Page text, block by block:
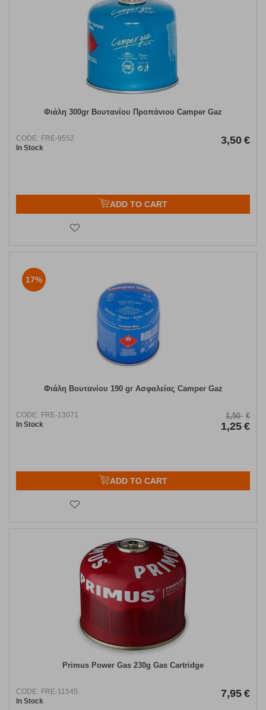
Φιάλη 300gr Βουτανίου Προπάνιου Camper Gaz
CODE: FRE-9552
In Stock
3,50 €
ADD TO CART
17%
Φιάλη Βουτανίου 190 gr Ασφαλείας Camper Gaz
CODE: FRE-13071
In Stock
1,50 €
1,25 €
ADD TO CART
Primus Power Gas 230g Gas Cartridge
CODE: FRE-11545
In Stock
7,95 €